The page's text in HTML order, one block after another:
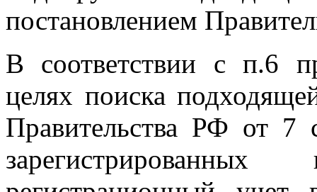
постановлением
В соответствии с п.6
целях поиска
Правительства РФ от